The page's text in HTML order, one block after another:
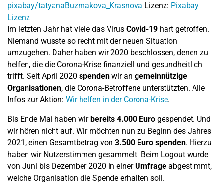
pixabay/tatyanaBuzmakova_Krasnova Lizenz: Pixabay
Lizenz
Im letzten Jahr hat viele das Virus Covid-19 hart getroffen.
Niemand wusste so recht mit der neuen Situation
umzugehen. Daher haben wir 2020 beschlossen, denen zu
helfen, die die Corona-Krise finanziell und gesundheitlich
trifft. Seit April 2020 spenden wir an gemeinnützige
Organisationen, die Corona-Betroffene unterstützten. Alle
Infos zur Aktion: Wir helfen in der Corona-Krise.
Bis Ende Mai haben wirbereits 4.000 Euro gespendet. Und
wir hören nicht auf. Wir möchten nun zu Beginn des Jahres
2021, einen Gesamtbetrag von 3.500 Euro spenden. Hierzu
haben wir Nutzerstimmen gesammelt: Beim Logout wurde
von Juni bis Dezember 2020 in einer Umfrage abgestimmt,
welche Organisation die Spende erhalten soll.